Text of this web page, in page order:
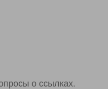
о ссылках.